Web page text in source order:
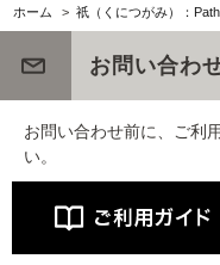
ホーム
> 祇（くにつがみ）：
お問い合わ
お問い合わせ前に、ご利
い。